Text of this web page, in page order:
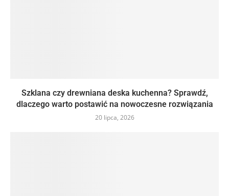
Szklana czy drewniana deska kuchenna? Sprawdź,
dlaczego warto postawić na nowoczesne rozwiązania
20 lipca, 2026